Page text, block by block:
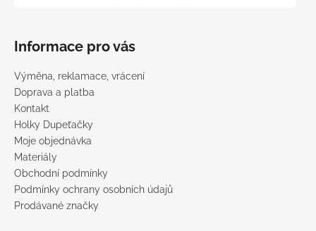
Informace pro vás
Výměna, reklamace, vrácení
Doprava a platba
Kontakt
Holky Dupeťačky
Moje objednávka
Materiály
Obchodní podmínky
Podmínky ochrany osobních údajů
Prodávané značky